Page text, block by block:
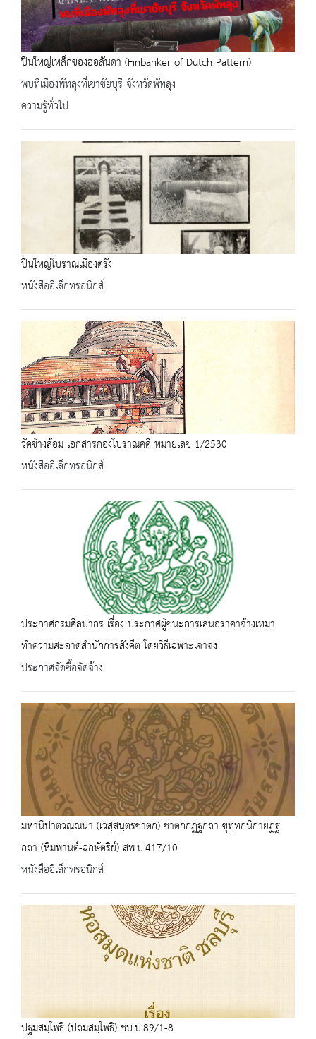
ปืนใหญ่เหล็กของฮอลันดา (Finbanker of Dutch Pattern)
พบที่เมืองพัทลุงที่เขาชัยบุรี จังหวัดพัทลุง
ความรู้ทั่วไป
ปืนใหญ่โบราณเมืองตรัง
หนังสืออิเล็กทรอนิกส์
วัดช้างล้อม เอกสารกองโบราณคดี หมายเลข 1/2530
หนังสืออิเล็กทรอนิกส์
ประกาศกรมศิลปากร เรื่อง ประกาศผู้ชนะการเสนอราคาจ้างเหมา
ทำความสะอาดสำนักการสังคีต โดยวิธีเฉพาะเจาจง
ประกาศจัดซื้อจัดจ้าง
มหานิปาตวณฺณนา (เวสฺสนฺตรชาตก) ชาตกกฏฐกถา ขุทฺทกนิกายฏฐ
กถา (หิมพานต์-ฉกษัตริย์) สพ.บ.417/10
หนังสืออิเล็กทรอนิกส์
ปฐมสมฺโพธิ (ปถมสมฺโพธิ) ชบ.บ.89/1-8